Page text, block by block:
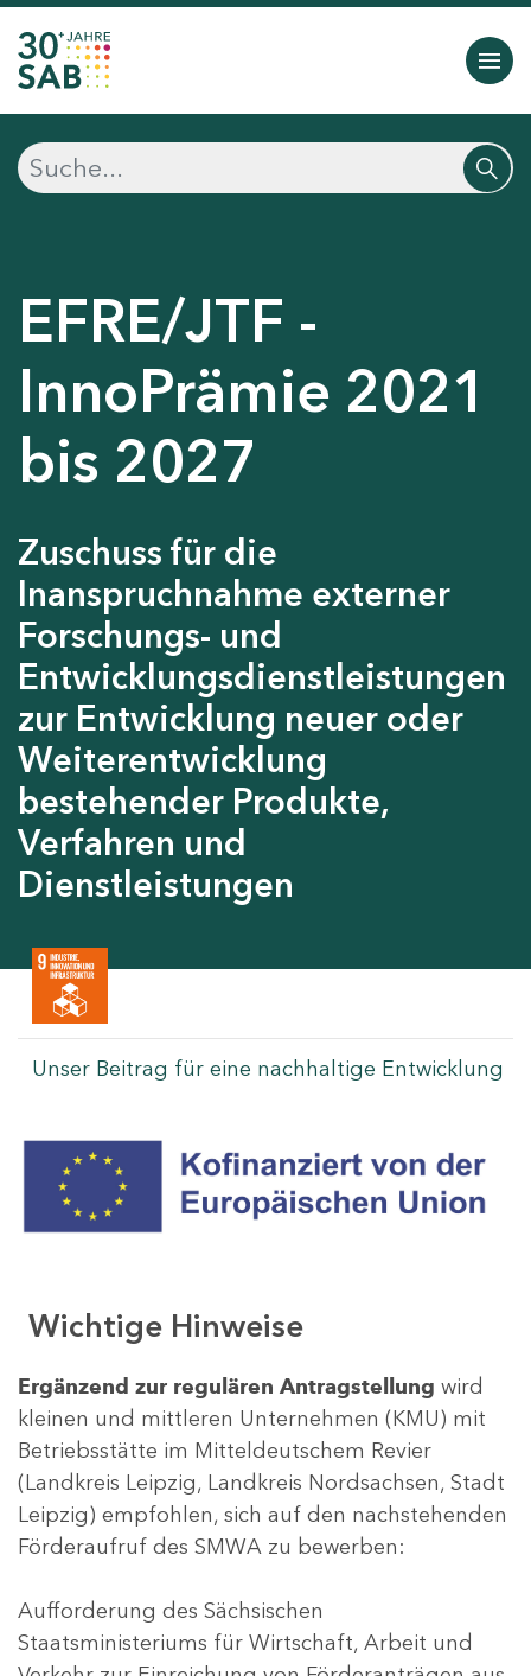
EFRE/JTF -
InnoPrämie 2021
bis 2027
Zuschuss für die
Inanspruchnahme externer
Forschungs- und
Entwicklungsdienstleistungen
zur Entwicklung neuer oder
Weiterentwicklung
bestehender Produkte,
Verfahren und
Dienstleistungen
Unser Beitrag für eine nachhaltige Entwicklung
Wichtige Hinweise
Ergänzend zur regulären Antragstellung wird
kleinen und mittleren Unternehmen (KMU) mit
Betriebsstätte im Mitteldeutschem Revier
(Landkreis Leipzig, Landkreis Nordsachsen, Stadt
Leipzig) empfohlen, sich auf den nachstehenden
Förderaufruf des SMWA zu bewerben:
Aufforderung des Sächsischen
Staatsministeriums für Wirtschaft, Arbeit und